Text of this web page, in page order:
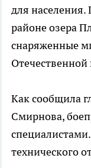
для населения.
районе озера
снаряженные
Как сообщила
Смирнова,
технического